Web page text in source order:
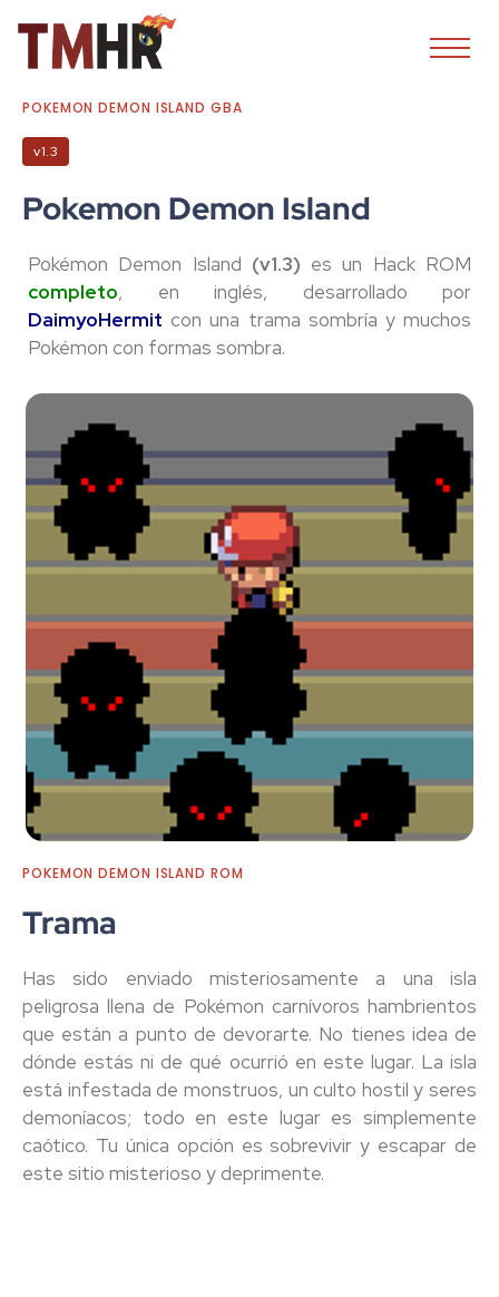
POKEMON DEMON ISLAND GBA
v1.3
Pokemon Demon Island
Pokémon Demon Island (v1.3) es un Hack ROM
completo, en inglés, desarrollado por
DaimyoHermit con una trama sombría y muchos
Pokémon con formas sombra.
POKEMON DEMON ISLAND ROM
Trama
Has sido enviado misteriosamente a una isla
peligrosa llena de Pokémon carnívoros hambrientos
que están a punto de devorarte. No tienes idea de
dónde estás ni de qué ocurrió en este lugar. La isla
está infestada de monstruos, un culto hostil y seres
demoníacos; todo en este lugar es simplemente
caótico. Tu única opción es sobrevivir y escapar de
este sitio misterioso y deprimente.